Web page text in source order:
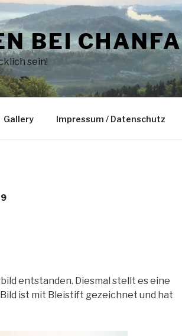
BEI CHANFA
sein!
Gallery Impressum / Datenschutz
entstanden. Diesmal stellt es eine
Bild ist mit Bleistift gezeichnet und hat